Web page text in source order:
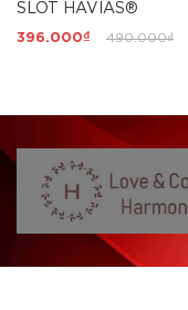
SLOT HAVIAS®
396.000₫ 490.000₫